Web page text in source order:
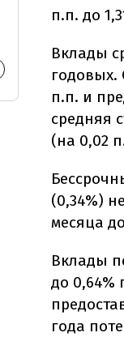
п.п. до
Вклады
годовых.
п.п. и
средняя
(на 0,02
(0,34%)
месяца
Вклады
до 0,64%
года